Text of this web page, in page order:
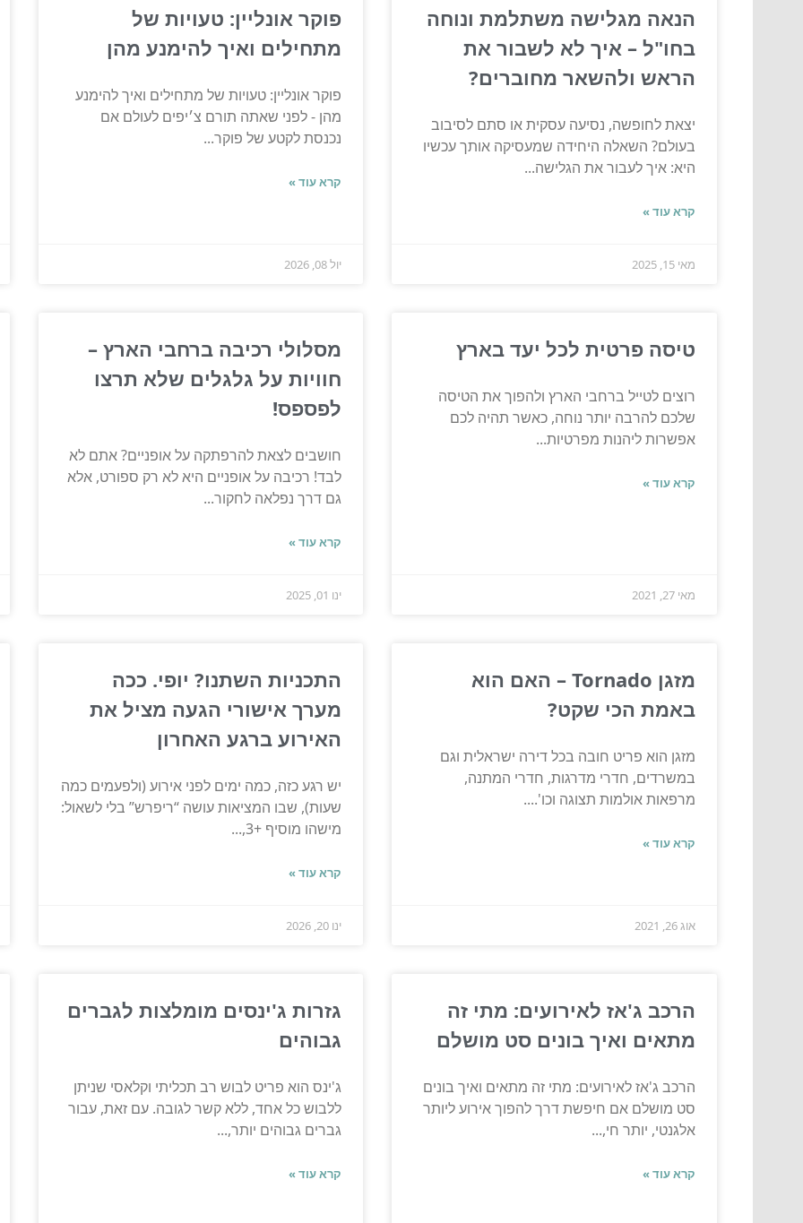
הנאה מגלישה משתלמת ונוחה
בחו"ל – איך לא לשבור את
הראש ולהשאר מחוברים?
יצאת לחופשה, נסיעה עסקית או סתם לסיבוב
בעולם? השאלה היחידה שמעסיקה אותך עכשיו
היא: איך לעבור את הגלישה...
קרא עוד »
מאי 15, 2025
פוקר אונליין: טעויות של
מתחילים ואיך להימנע מהן
פוקר אונליין: טעויות של מתחילים ואיך להימנע
מהן - לפני שאתה תורם צ׳יפים לעולם אם
נכנסת לקטע של פוקר...
קרא עוד »
יול 08, 2026
טיסה פרטית לכל יעד בארץ
רוצים לטייל ברחבי הארץ ולהפוך את הטיסה
שלכם להרבה יותר נוחה, כאשר תהיה לכם
אפשרות ליהנות מפרטיות...
קרא עוד »
מאי 27, 2021
מסלולי רכיבה ברחבי הארץ –
חוויות על גלגלים שלא תרצו
לפספס!
חושבים לצאת להרפתקה על אופניים? אתם לא
לבד! רכיבה על אופניים היא לא רק ספורט, אלא
גם דרך נפלאה לחקור...
קרא עוד »
ינו 01, 2025
מזגן Tornado – האם הוא
באמת הכי שקט?
מזגן הוא פריט חובה בכל דירה ישראלית וגם
במשרדים, חדרי מדרגות, חדרי המתנה,
מרפאות אולמות תצוגה וכו'....
קרא עוד »
אוג 26, 2021
התכניות השתנו? יופי. ככה
מערך אישורי הגעה מציל את
האירוע ברגע האחרון
יש רגע כזה, כמה ימים לפני אירוע (ולפעמים כמה
שעות), שבו המציאות עושה “ריפרש” בלי לשאול:
מישהו מוסיף +3,...
קרא עוד »
ינו 20, 2026
הרכב ג'אז לאירועים: מתי זה
מתאים ואיך בונים סט מושלם
הרכב ג'אז לאירועים: מתי זה מתאים ואיך בונים
סט מושלם אם חיפשת דרך להפוך אירוע ליותר
אלגנטי, יותר חי,...
קרא עוד »
גזרות ג'ינסים מומלצות לגברים
גבוהים
ג'ינס הוא פריט לבוש רב תכליתי וקלאסי שניתן
ללבוש כל אחד, ללא קשר לגובה. עם זאת, עבור
גברים גבוהים יותר,...
קרא עוד »